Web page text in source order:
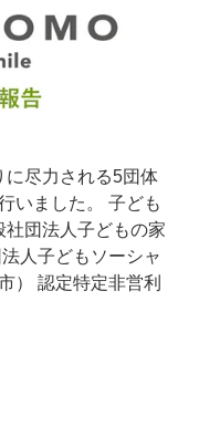
に尽力される5団体
いました。 子ども
団法人子どもの家
人子どもソーシャ
） 認定特定非営利